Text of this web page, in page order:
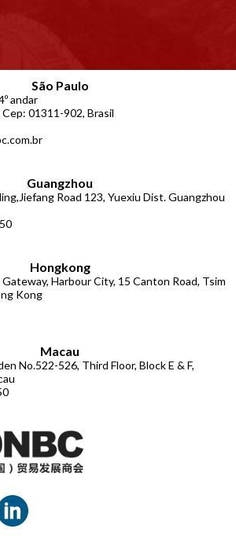
São Paulo
andar
01311-902, Brasil
Guangzhou
Road 123, Yuexiu Dist. Guangzhou
Hongkong
Harbour City, 15 Canton Road, Tsim
Kong
Macau
No.522-526, Third Floor, Block E & F,